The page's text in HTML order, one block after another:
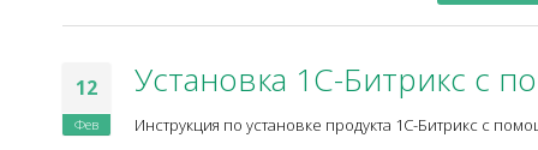
12
Фев
Установка 1С-Битрикс с
Инструкция по установке продукта 1С-Битрикс с